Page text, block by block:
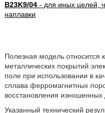
B23K9/04- для иных целей,
наплавки
Полезная модель относится
металлических покрытий
поле при использовании в
сплава ферромагнитных
восстановления
Указанный технический